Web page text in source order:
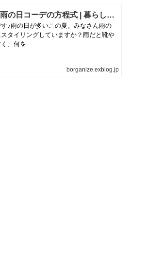
【ファッション】雨の日コーデの方程式 | 暮らしの美活
♪雨の日が多いこの夏。みなさん雨の
タイリングしていますか？雨だと靴や
、何を...
borganize.exblog.jp